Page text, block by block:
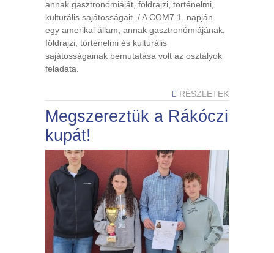
annak gasztronómiáját, földrajzi, történelmi,
kulturális sajátosságait. / A COM7 1. napján
egy amerikai állam, annak gasztronómiájának,
földrajzi, történelmi és kulturális
sajátosságainak bemutatása volt az osztályok
feladata.
RÉSZLETEK
Megszereztük a Rákóczi
kupát!